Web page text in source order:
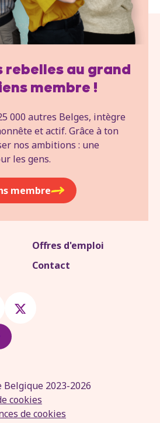
rebelles au grand
membre !
000 autres Belges, intègre
et actif. Grâce à ton
nos ambitions : une
les gens.
membre
Offres d'emploi
Contact
2023-2026
cookies
de cookies